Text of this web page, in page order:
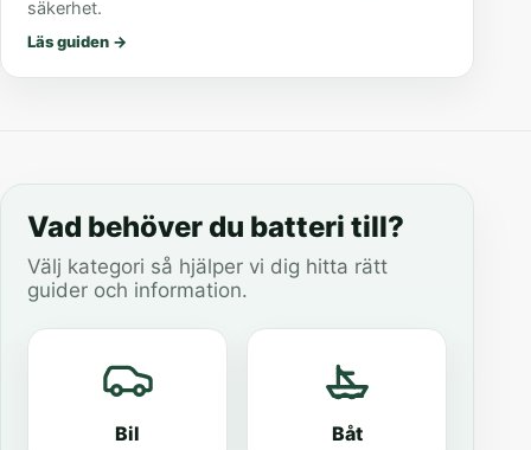
säkerhet.
Läs guiden →
Vad behöver du batteri till?
Välj kategori så hjälper vi dig hitta rätt
guider och information.
Bil Båt